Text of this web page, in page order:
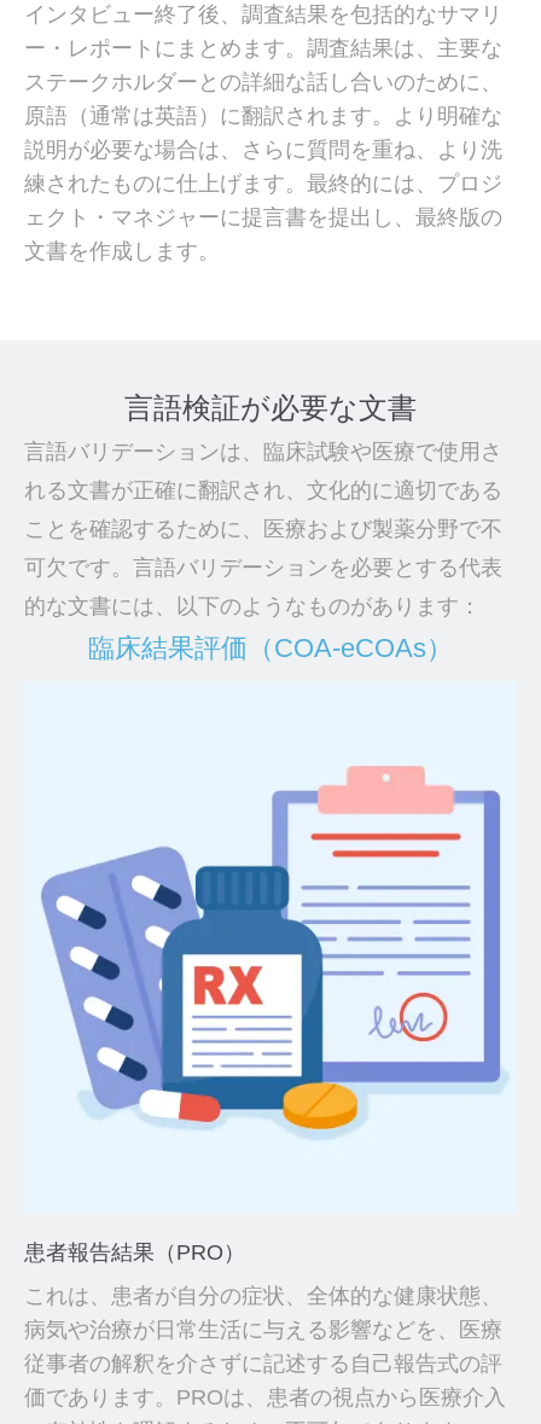
インタビュー終了後、調査結果を包括的なサマリ
ー・レポートにまとめます。調査結果は、主要な
ステークホルダーとの詳細な話し合いのために、
原語（通常は英語）に翻訳されます。より明確な
説明が必要な場合は、さらに質問を重ね、より洗
練されたものに仕上げます。最終的には、プロジ
ェクト・マネジャーに提言書を提出し、最終版の
文書を作成します。
言語検証が必要な文書
言語バリデーションは、臨床試験や医療で使用さ
れる文書が正確に翻訳され、文化的に適切である
ことを確認するために、医療および製薬分野で不
可欠です。言語バリデーションを必要とする代表
的な文書には、以下のようなものがあります：
臨床結果評価（COA-eCOAs）
患者報告結果（PRO）
これは、患者が自分の症状、全体的な健康状態、
病気や治療が日常生活に与える影響などを、医療
従事者の解釈を介さずに記述する自己報告式の評
価であります。PROは、患者の視点から医療介入